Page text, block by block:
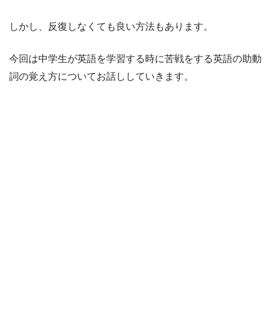
しかし、反復しなくても良い方法もあります。
今回は中学生が英語を学習する時に苦戦をする英語の助動
詞の覚え方についてお話ししていきます。